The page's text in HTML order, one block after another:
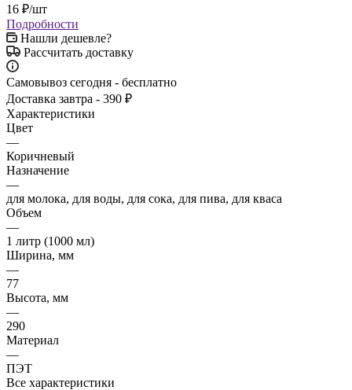
16 ₽/шт
Подробности
Нашли дешевле?
Рассчитать доставку
Самовывоз сегодня - бесплатно
Доставка завтра - 390 ₽
Характеристики
Цвет
—
Коричневый
Назначение
—
для молока, для воды, для сока, для пива, для кваса
Объем
—
1 литр (1000 мл)
Ширина, мм
—
77
Высота, мм
—
290
Материал
—
ПЭТ
Все характеристики